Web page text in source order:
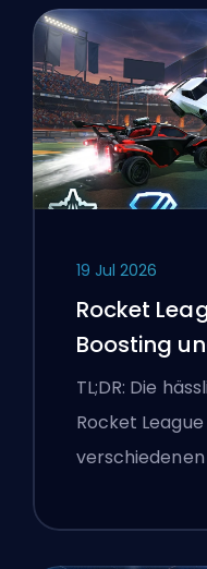
19 Jul 2026
Rocket
Boosting
Erklärt
TL;DR: Die
Rocket
verschiedenen